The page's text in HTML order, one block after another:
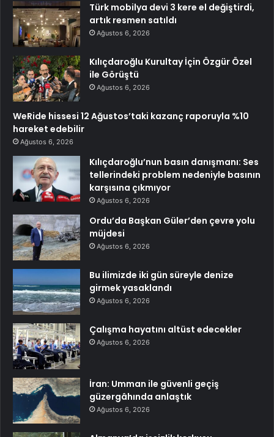
Türk mobilya devi 3 kere el değiştirdi,
artık resmen satıldı
Ağustos 6, 2026
Kılıçdaroğlu Kurultay İçin Özgür Özel
ile Görüştü
Ağustos 6, 2026
WeRide hissesi 12 Ağustos’taki kazanç raporuyla %10
hareket edebilir
Ağustos 6, 2026
Kılıçdaroğlu’nun basın danışmanı: Ses
tellerindeki problem nedeniyle basının
karşısına çıkmıyor
Ağustos 6, 2026
Ordu’da Başkan Güler’den çevre yolu
müjdesi
Ağustos 6, 2026
Bu ilimizde iki gün süreyle denize
girmek yasaklandı
Ağustos 6, 2026
Çalışma hayatını altüst edecekler
Ağustos 6, 2026
İran: Umman ile güvenli geçiş
güzergâhında anlaştık
Ağustos 6, 2026